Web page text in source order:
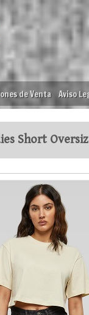
de Venta Aviso
Short